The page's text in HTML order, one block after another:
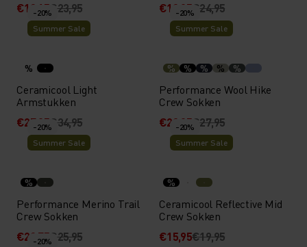
€19,15€23,95
€19,95€24,95
-20%
Summer Sale
%
Ceramicool Light
Armstukken
€27,95€34,95
-20%
Summer Sale
% % % % %
Performance Wool Hike
Crew Sokken
€22,35€27,95
-20%
Summer Sale
%
Performance Merino Trail
Crew Sokken
€20,75€25,95
-20%
Summer Sale
%
Ceramicool Reflective Mid
Crew Sokken
€15,95€19,95
-20%